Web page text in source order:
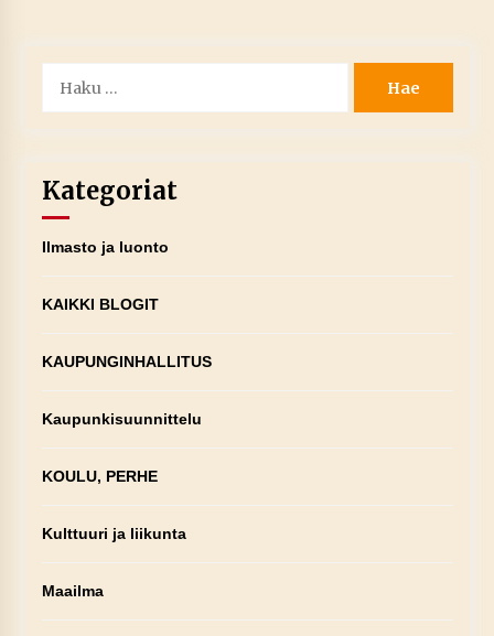
Kategoriat
Ilmasto ja luonto
KAIKKI BLOGIT
KAUPUNGINHALLITUS
Kaupunkisuunnittelu
KOULU, PERHE
Kulttuuri ja liikunta
Maailma